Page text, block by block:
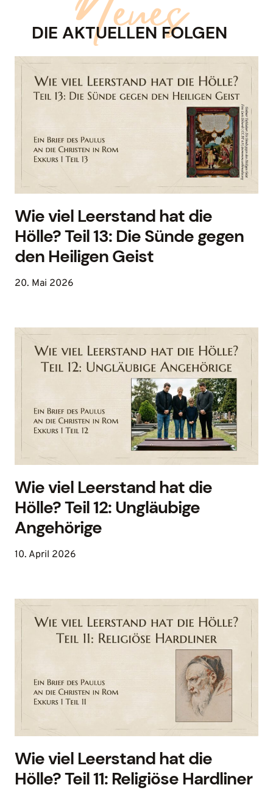
DIE AKTUELLEN FOLGEN
Wie viel Leerstand hat die
Hölle? Teil 13: Die Sünde gegen
den Heiligen Geist
20. Mai 2026
Wie viel Leerstand hat die
Hölle? Teil 12: Ungläubige
Angehörige
10. April 2026
Wie viel Leerstand hat die
Hölle? Teil 11: Religiöse Hardliner